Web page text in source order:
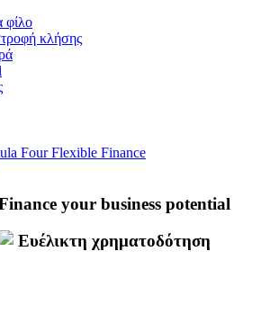
φίλο
κλήσης
your business potential
Ευέλικτη χρηματοδότηση